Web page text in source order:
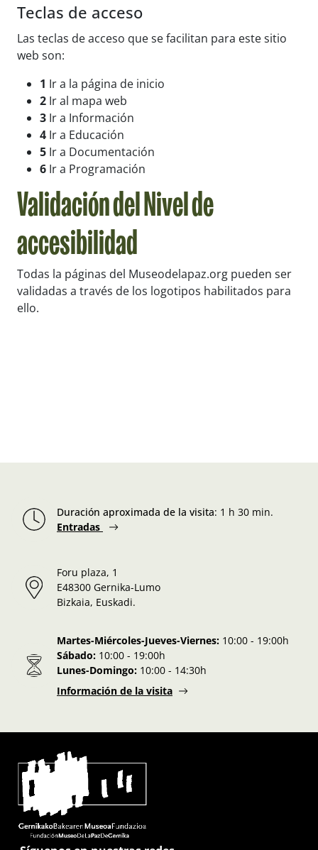
Teclas de acceso
Las teclas de acceso que se facilitan para este sitio
web son:
1 Ir a la página de inicio
2 Ir al mapa web
3 Ir a Información
4 Ir a Educación
5 Ir a Documentación
6 Ir a Programación
Validación del Nivel de
accesibilidad
Todas la páginas del Museodelapaz.org pueden ser
validadas a través de los logotipos habilitados para
ello.
Duración aproximada de la visita: 1 h 30 min.
Entradas
Foru plaza, 1
E48300 Gernika-Lumo
Bizkaia, Euskadi.
Martes-Miércoles-Jueves-Viernes: 10:00 - 19:00h
Sábado: 10:00 - 19:00h
Lunes-Domingo: 10:00 - 14:30h
Información de la visita